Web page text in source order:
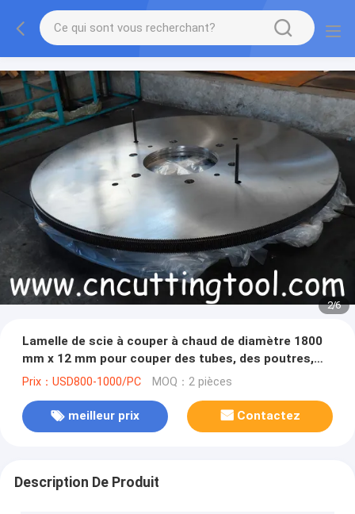
2/6
Lamelle de scie à couper à chaud de diamètre 1800
mm x 12 mm pour couper des tubes, des poutres,
des profils et des matières solides
Prix：USD800-1000/PC MOQ：2 pièces
meilleur prix Contactez
Description De Produit